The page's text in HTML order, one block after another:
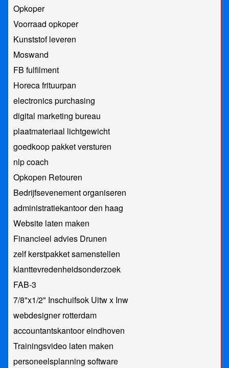
Opkoper
Voorraad opkoper
Kunststof leveren
Moswand
FB fulfilment
Horeca frituurpan
electronics purchasing
digital marketing bureau
plaatmateriaal lichtgewicht
goedkoop pakket versturen
​nlp coach
Opkopen Retouren
Bedrijfsevenement organiseren
administratiekantoor den haag
Website laten maken
Financieel advies Drunen
zelf kerstpakket samenstellen
klanttevredenheidsonderzoek
FAB-3
7/8"x1/2" Inschuifsok Uitw x Inw
webdesigner rotterdam
accountantskantoor eindhoven
Trainingsvideo laten maken
personeelsplanning software